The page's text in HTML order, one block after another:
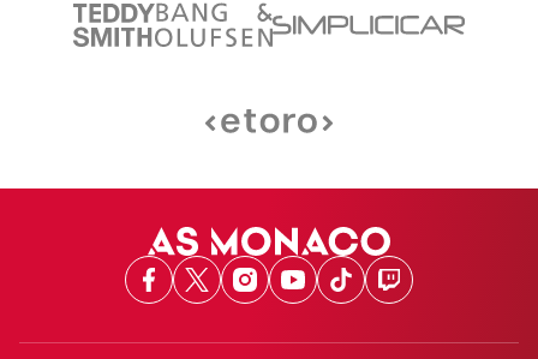
Facebook
X Instagram
Youtube
TikTokTwitch